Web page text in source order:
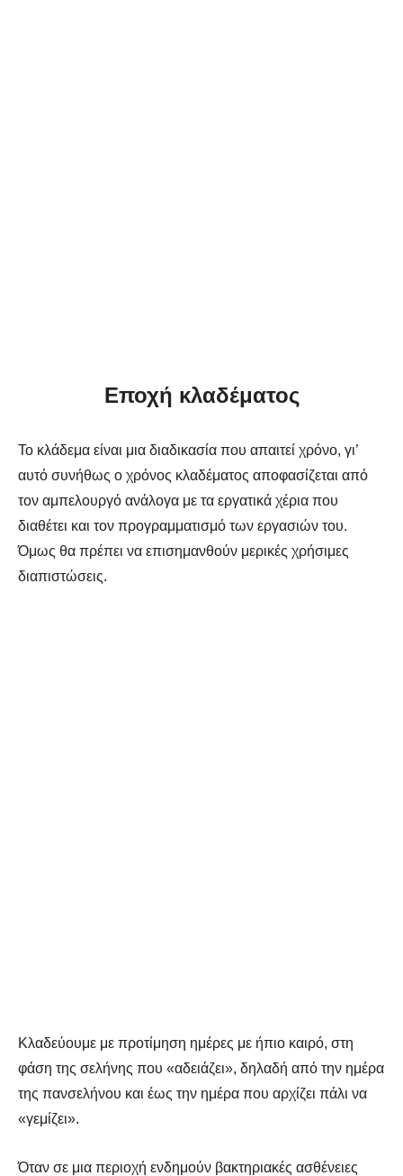
Εποχή κλαδέματος
Το κλάδεμα είναι μια διαδικασία που απαιτεί χρόνο, γι’
αυτό συνήθως ο χρόνος κλαδέματος αποφασίζεται από
τον αμπελουργό ανάλογα με τα εργατικά χέρια που
διαθέτει και τον προγραμματισμό των εργασιών του.
Όμως θα πρέπει να επισημανθούν μερικές χρήσιμες
διαπιστώσεις.
Κλαδεύουμε με προτίμηση ημέρες με ήπιο καιρό, στη
φάση της σελήνης που «αδειάζει», δηλαδή από την ημέρα
της πανσελήνου και έως την ημέρα που αρχίζει πάλι να
«γεμίζει».
Όταν σε μια περιοχή ενδημούν βακτηριακές ασθένειες